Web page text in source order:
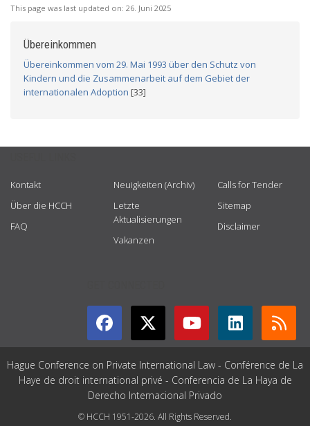
This page was last updated on: 26. Juni 2025
Übereinkommen
Übereinkommen vom 29. Mai 1993 über den Schutz von
Kindern und die Zusammenarbeit auf dem Gebiet der
internationalen Adoption [33]
Kontakt
Über die HCCH
FAQ
Neuigkeiten (Archiv)
Letzte
Aktualisierungen
Vakanzen
Calls for Tender
Sitemap
Disclaimer
Hague Conference on Private International Law - Conférence de La
Haye de droit international privé - Conferencia de La Haya de
Derecho Internacional Privado
© HCCH 1951-2026. All Rights Reserved.